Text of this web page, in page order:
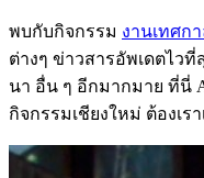
พบกับกิจกรรม งานเทศก
ต่างๆ ข่าวสารอัพเดตไว
นา อื่น ๆ อีกมากมาย ที่นี่
กิจกรรมเชียงใหม่ ต้องเร